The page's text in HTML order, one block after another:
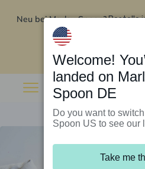
Neu bei Marley Spoon?Bestelle
Rabatt auf deine
Welcome!
landed on
Spoon DE
Do you want to
Spoon US to see our
Take me